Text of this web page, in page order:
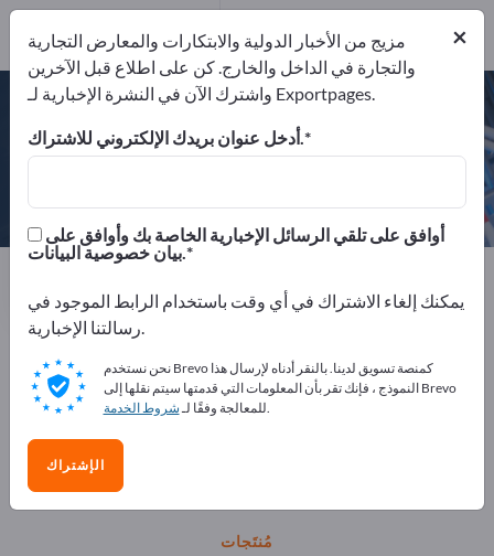
Johannes Bornemann GmbH
الجهة المصنعة
إرسال استفسار
الهاتف
DIN EN ISO 9001 DIN EN ISO 14001
مُنتَجات
DIN EN ISO 9001
DIN EN ISO 14001
×
مزيج من الأخبار الدولية والابتكارات والمعارض التجارية
والتجارة في الداخل والخارج. كن على اطلاع قبل الآخرين
واشترك الآن في النشرة الإخبارية لـ Exportpages.
أدخل عنوان بريدك الإلكتروني للاشتراك.
بيان خصوصية البيانات.
يمكنك إلغاء الاشتراك في أي وقت باستخدام الرابط الموجود في
رسالتنا الإخبارية.
نحن نستخدم Brevo كمنصة تسويق لدينا. بالنقر أدناه لإرسال هذا
النموذج ، فإنك تقر بأن المعلومات التي قدمتها سيتم نقلها إلى Brevo
للمعالجة وفقًا لـشروط الخدمة .
الإشتراك